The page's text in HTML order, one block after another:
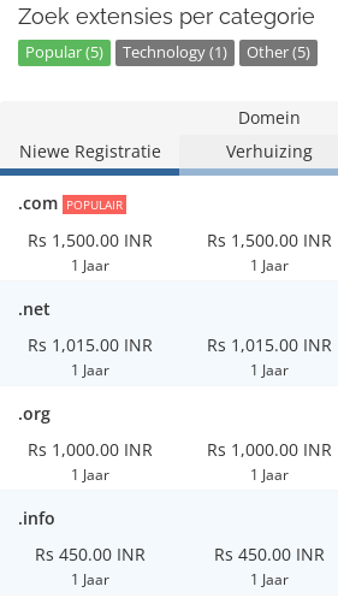
Zoek extensies per categorie
Popular (5) Technology (1) Other (5)
Domein
Niewe Registratie
Verhuizing
.com POPULAIR
Rs 1,500.00 INR
1 Jaar
Rs 1,500.00 INR
1 Jaar
.net
Rs 1,015.00 INR
1 Jaar
Rs 1,015.00 INR
1 Jaar
.org
Rs 1,000.00 INR
1 Jaar
Rs 1,000.00 INR
1 Jaar
.info
Rs 450.00 INR
1 Jaar
Rs 450.00 INR
1 Jaar